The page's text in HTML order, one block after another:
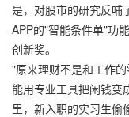
是，对股市的研究反
APP的"智能条件单"功
创新奖。
"原来理财不是和工作
能用专业工具把闲钱变
里，新入职的实习生